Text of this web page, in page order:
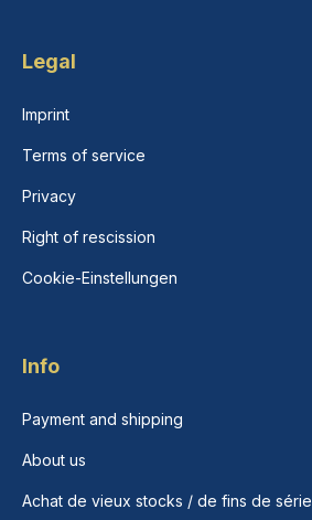
Legal
Imprint
Terms of service
Privacy
Right of rescission
Cookie-Einstellungen
Info
Payment and shipping
About us
Achat de vieux stocks / de fins de série